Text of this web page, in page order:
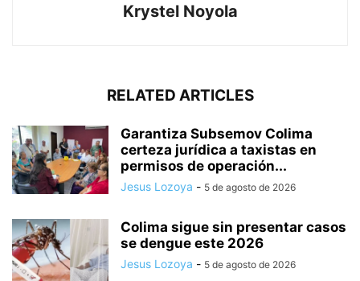
Krystel Noyola
RELATED ARTICLES
Garantiza Subsemov Colima
certeza jurídica a taxistas en
permisos de operación...
Jesus Lozoya - 5 de agosto de 2026
Colima sigue sin presentar casos
se dengue este 2026
Jesus Lozoya - 5 de agosto de 2026